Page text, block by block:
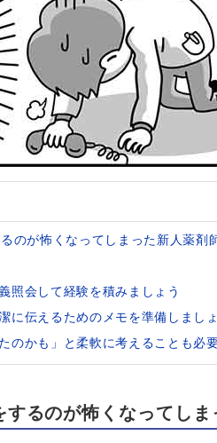
のが怖くなってしまった新人薬剤
照会して経験を積みましょう
に伝えるためのメモを準備しまし
のかも」と柔軟に考えることも必
るのが怖くなってし